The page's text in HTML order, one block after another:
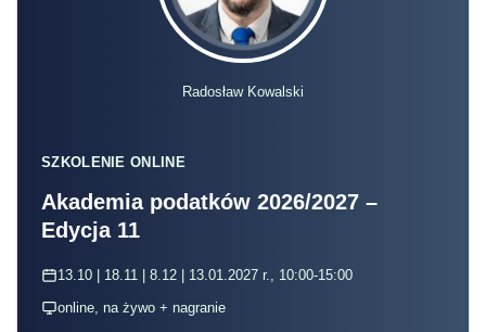
Radosław Kowalski
SZKOLENIE ONLINE
Akademia podatków 2026/2027 –
Edycja 11
13.10 | 18.11 | 8.12 | 13.01.2027 r., 10:00-15:00
online, na żywo + nagranie